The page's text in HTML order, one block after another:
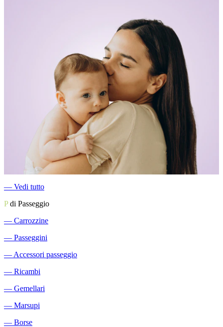
― Vedi tutto
Pdi Passeggio
― Carrozzine
― Passeggini
― Accessori passeggio
― Ricambi
― Gemellari
― Marsupi
― Borse